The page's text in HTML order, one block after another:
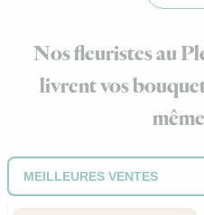
Nos fleuristes au
livrent vos